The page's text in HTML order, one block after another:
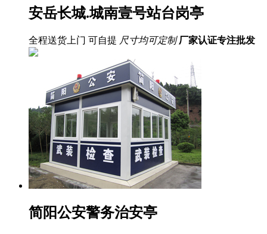
安岳长城.城南壹号站台岗亭
全程送货上门 可自提 尺寸均可定制 厂家认证专注批发
简阳公安警务治安亭